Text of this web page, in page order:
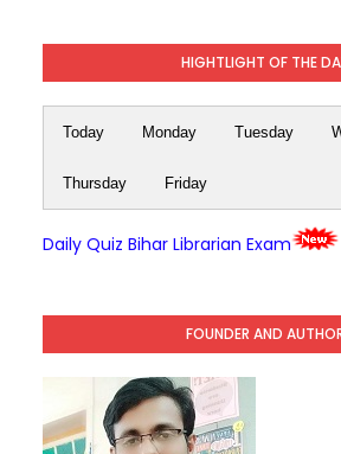
HIGHTLIGHT OF THE
Today Monday Tuesday
Thursday Friday
Daily Quiz Bihar Librarian Exam
FOUNDER AND